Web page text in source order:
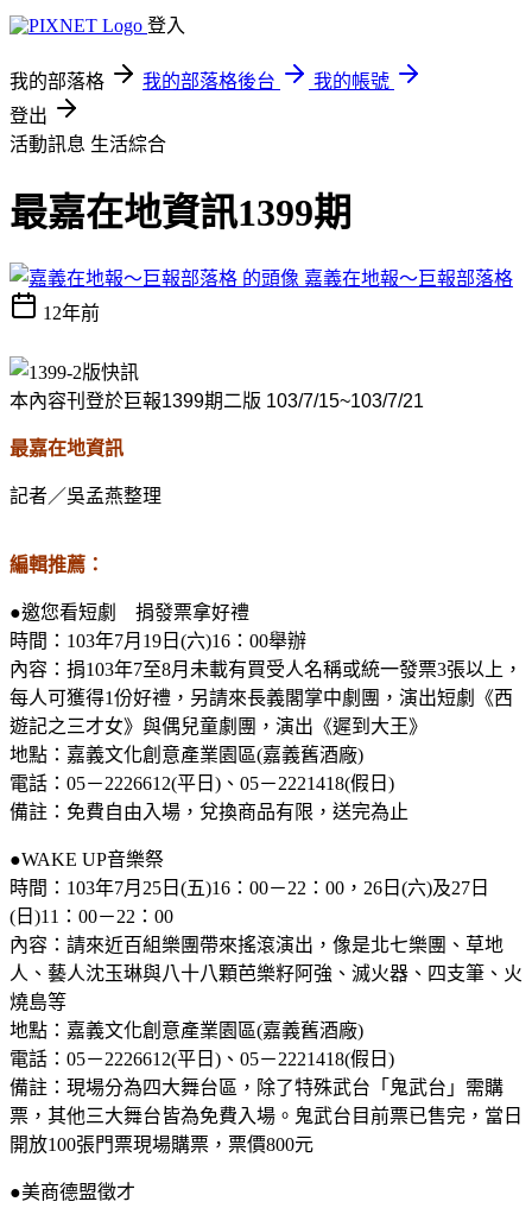
登入
我的部落格 我的部落格後台
我的帳號
登出
活動訊息 生活綜合
最嘉在地資訊1399期
嘉義在地報～巨報部落格
12年前
本內容刊登於巨報1399期二版 103/7/15~103/7/21
最嘉在地資訊
記者／吳孟燕整理
編輯推薦：
●邀您看短劇 捐發票拿好禮
時間： 103年7月 19 日 (六)16 ： 00舉辦
內容：捐103年7至8月未載有買受人名稱或統一發票3張以上，
每人可獲得1份好禮，另請來長義閣掌中劇團，演出短劇《西
遊記之三才女》與偶兒童劇團，演出《遲到大王》
地點：嘉義文化創意產業園區(嘉義舊酒廠)
電話： 05－2226612(平日 ) 、 05－2221418(假日 )
備註：免費自由入場，兌換商品有限，送完為止
●WAKE UP音樂祭
時間： 103年7月 25 日 (五)16 ： 00－22 ： 00 ， 26 日 (六)及27 日
( 日 )11 ： 00－22 ： 00
內容：請來近百組樂團帶來搖滾演出，像是北七樂團、草地
人、藝人沈玉琳與八十八顆芭樂籽阿強、滅火器、四支筆、火
燒島等
地點：嘉義文化創意產業園區(嘉義舊酒廠)
電話： 05－2226612(平日 ) 、 05－2221418(假日 )
備註：現場分為四大舞台區，除了特殊武台「鬼武台」需購
票，其他三大舞台皆為免費入場。鬼武台目前票已售完，當日
開放100張門票現場購票，票價800元
●美商德盟徵才